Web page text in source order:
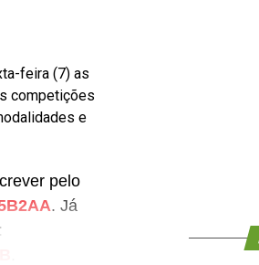
feira (7) as
competições
e
pelo
. Já